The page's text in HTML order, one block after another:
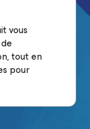
vous
tout en
pour